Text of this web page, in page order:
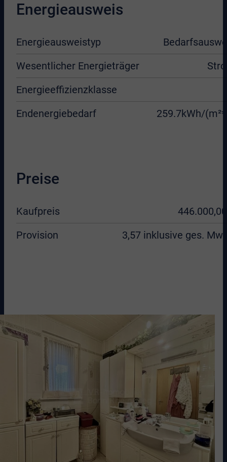
Energieausweis
Energieausweistyp
Wesentlicher Energieträger
Energieeffizienzklasse
Endenergiebedarf
259.7kWh/
Preise
Kaufpreis
Provision
3,57 inklusive ges.